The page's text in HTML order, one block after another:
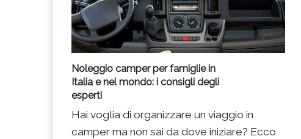
Noleggio camper per famiglie in
Italia e nel mondo: i consigli degli
esperti
Hai voglia di organizzare un viaggio in
camper ma non sai da dove iniziare? Ecco